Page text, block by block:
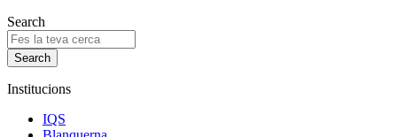
Search
Institucions
IQS